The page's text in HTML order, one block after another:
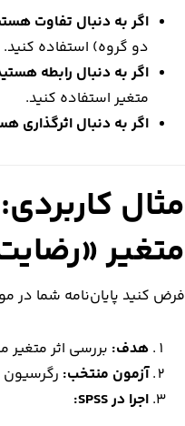
اگر به دنبال تفاوت
دو گروه) استفاده کنید.
اگر به دنبال رابطه
متغیر استفاده کنید.
اگر به دنبال اثرگذاری
متغیر
فرض کنید پایان‌نامه شما در
هدف: بررسی اثر
آزمون منتخب: رگرسیون
اجرا در SPSS: